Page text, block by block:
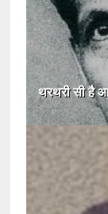
थरथरी सी है